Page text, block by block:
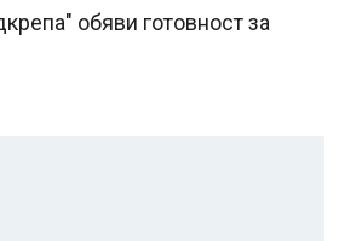
обяви готовност за